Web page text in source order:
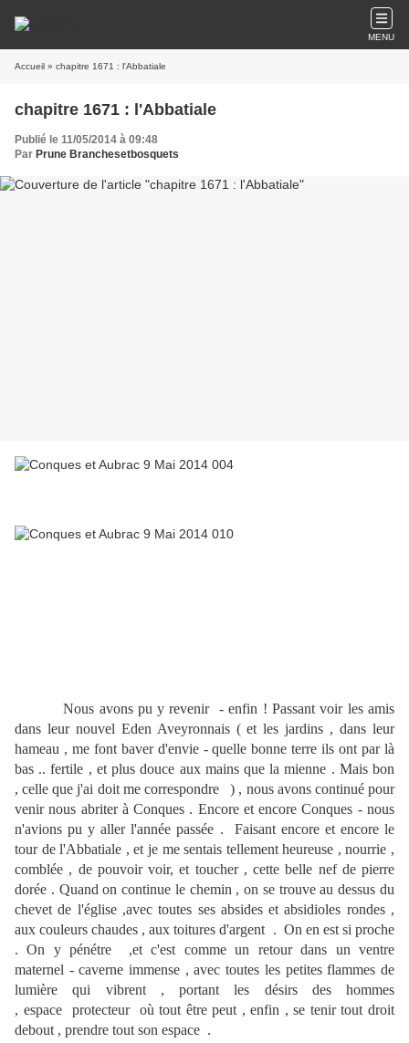
MENU
Accueil » chapitre 1671 : l'Abbatiale
chapitre 1671 : l'Abbatiale
Publié le 11/05/2014 à 09:48
Par Prune Branchesetbosquets
Nous avons pu y revenir - enfin ! Passant voir les amis
dans leur nouvel Eden Aveyronnais ( et les jardins , dans leur
hameau , me font baver d'envie - quelle bonne terre ils ont par là
bas .. fertile , et plus douce aux mains que la mienne . Mais bon
, celle que j'ai doit me correspondre ) , nous avons continué pour
venir nous abriter à Conques . Encore et encore Conques - nous
n'avions pu y aller l'année passée . Faisant encore et encore le
tour de l'Abbatiale , et je me sentais tellement heureuse , nourrie ,
comblée , de pouvoir voir, et toucher , cette belle nef de pierre
dorée . Quand on continue le chemin , on se trouve au dessus du
chevet de l'église ,avec toutes ses absides et absidioles rondes ,
aux couleurs chaudes , aux toitures d'argent . On en est si proche
. On y pénétre ,et c'est comme un retour dans un ventre
maternel - caverne immense , avec toutes les petites flammes de
lumière qui vibrent , portant les désirs des hommes
, espace protecteur où tout être peut , enfin , se tenir tout droit
debout , prendre tout son espace .